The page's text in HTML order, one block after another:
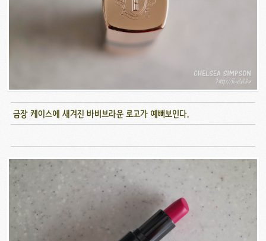
금장 케이스에 새겨진 바비브라운 로고가 예뻐보인다.